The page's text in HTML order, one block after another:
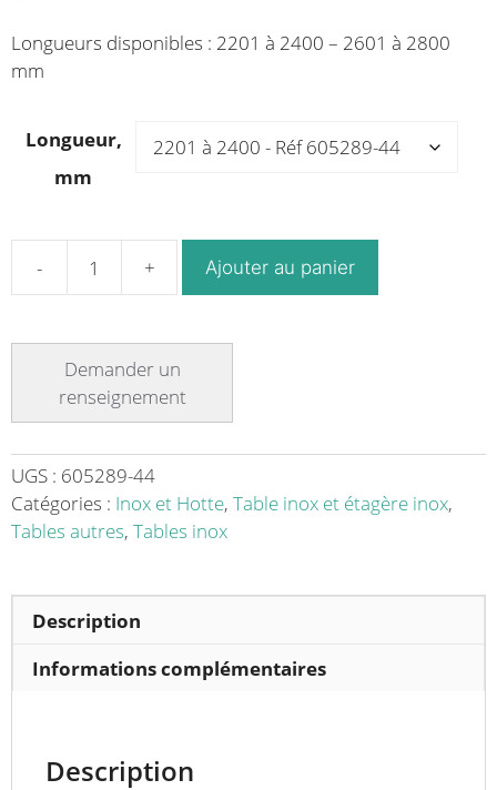
Longueurs disponibles : 2201 à 2400 – 2601 à 2800
mm
Longueur,
mm
quantité
de
tri
sur-
acier
inoxydable
à
Ajouter au panier
UGS : 605289-44
Catégories : Inox et Hotte, Table inox et étagère inox,
Tables autres, Tables inox
Description
Informations complémentaires
Description